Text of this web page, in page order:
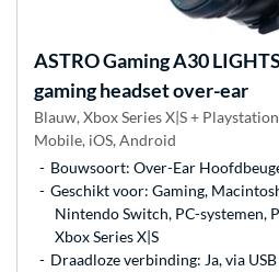
ASTRO GamingA30
gaming headset over-ear
Blauw, Xbox Series X|S +
Mobile, iOS, Android
Bouwsoort: Over-Ear
Geschikt voor: Gaming,
Nintendo Switch, PC-systemen,
Xbox Series X|S
Draadloze verbinding: Ja, via